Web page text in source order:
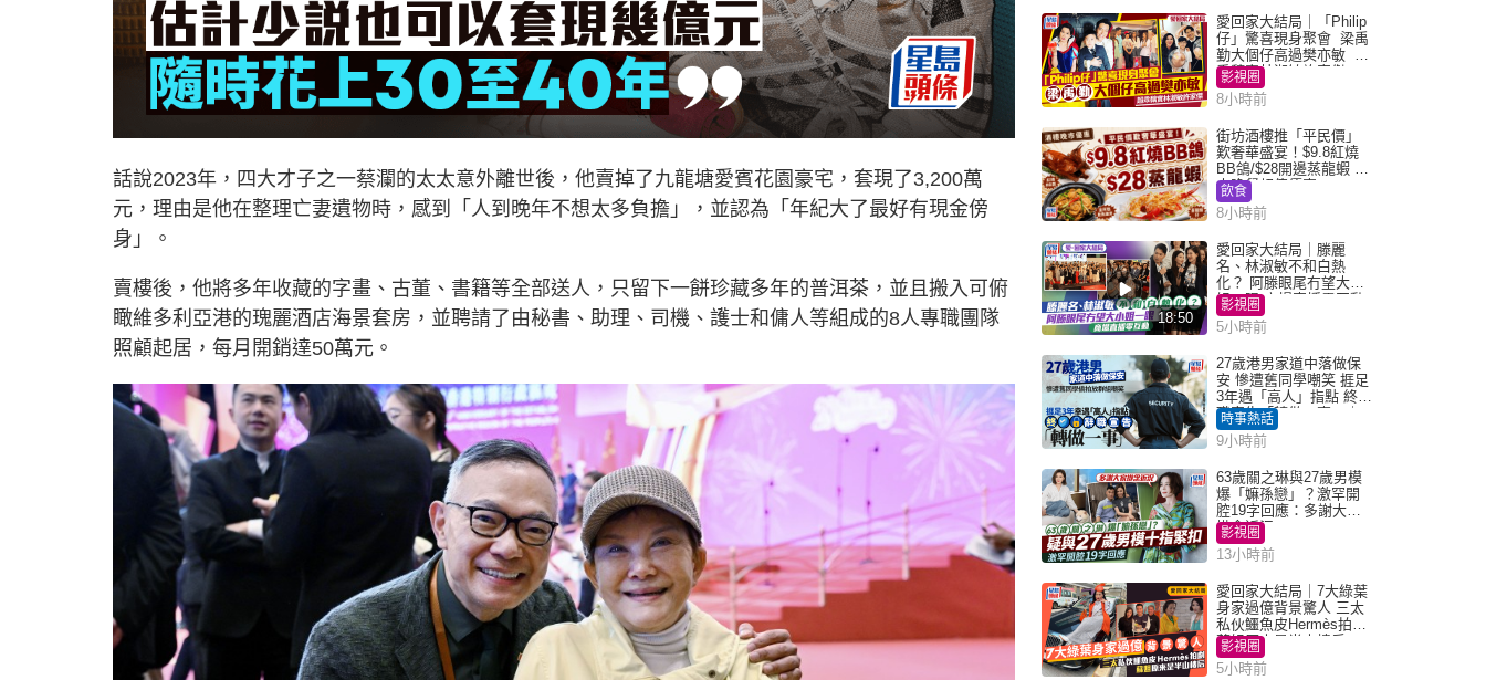
話說2023年，四大才子之一蔡瀾的太太意外離世後，他賣掉了九龍塘愛賓花園豪宅，套現了3,200萬
元，理由是他在整理亡妻遺物時，感到「人到晚年不想太多負擔」，並認為「年紀大了最好有現金傍
身」。
賣樓後，他將多年收藏的字畫、古董、書籍等全部送人，只留下一餅珍藏多年的普洱茶，並且搬入可俯
瞰維多利亞港的瑰麗酒店海景套房，並聘請了由秘書、助理、司機、護士和傭人等組成的8人專職團隊
照顧起居，每月開銷達50萬元。
愛回家大結局｜「Philip
仔」驚喜現身聚會 梁禹
勤大個仔高過樊亦敏 超
乖黐實林淑敏許家傑
影視圈
8小時前
街坊酒樓推「平民價」
歎奢華盛宴！$9.8紅燒
BB鴿/$28開邊蒸龍蝦 3
大晚餐超值優惠
飲食
8小時前
18:50
愛回家大結局｜滕麗
名、林淑敏不和白熱
化？ 阿滕眼尾冇望大小
姐一眼 商場直播零互動
影視圈
5小時前
27歲港男家道中落做保
安 慘遭舊同學嘲笑 捱足
3年遇「高人」指點 終辭
職宣告「轉做一事」｜
Juicy叮
時事熱話
9小時前
63歲關之琳與27歲男模
爆「嫲孫戀」？激罕開
腔19字回應：多謝大家
掛念近況
影視圈
13小時前
愛回家大結局｜7大綠葉
身家過億背景驚人 三太
私伙鱷魚皮Hermès拍劇
蘇姐原來是半山樓后
影視圈
5小時前